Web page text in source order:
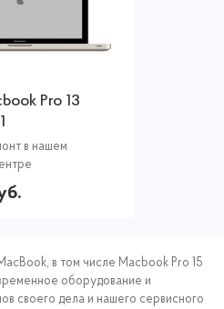
Pro 13
в нашем
в том числе Macbook Pro 15
оборудование и
своего дела и нашего сервисного